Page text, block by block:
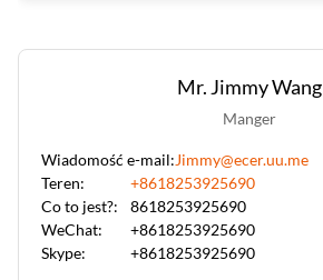
Mr. Jimmy Wang
Manger
Wiadomość e-mail:Jimmy@ecer.uu.me
Teren:
+8618253925690
Co to jest?:
8618253925690
WeChat:
+8618253925690
Skype:
+8618253925690